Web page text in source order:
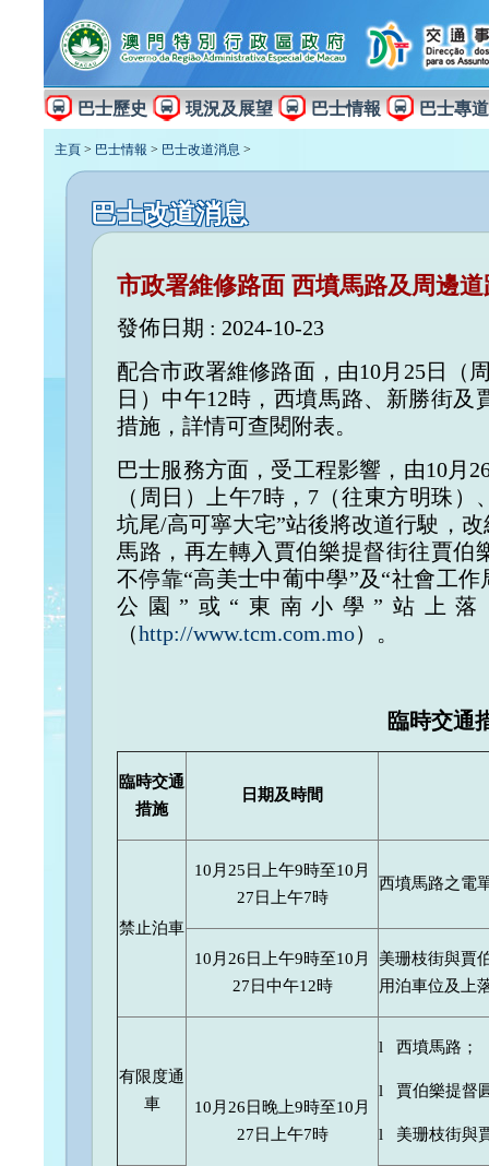
巴士歷史 現況及展望 巴士情報 巴士專道
主頁 > 巴士情報 > 巴士改道消息 >
巴士改道消息
市政署維修路面 西墳馬路及周邊
發佈日期 : 2024-10-23
配合市政署維修路面，由10月25日（
日）中午12時，西墳馬路、新勝街
措施，詳情可查閱附表。
巴士服務方面，受工程影響，由10月
（周日）上午7時，7（往東方明珠
坑尾/高可寧大宅”站後將改道行駛，
馬路，再左轉入賈伯樂提督街往賈伯
不停靠“高美士中葡中學”及“社會工
公園”或“東南小學”站上
（http://www.tcm.com.mo）。
臨時交通
臨時交通
措施
日期及時間
禁止泊車
10月25日上午9時至10月
27日上午7時
西墳馬路之電
10月26日上午9時至10月
27日中午12時
美珊枝街與賈
用泊車位及上
有限度通
車
10月26日晚上9時至10月
27日上午7時
l 西墳馬路；
l 賈伯樂提督
l 美珊枝街與